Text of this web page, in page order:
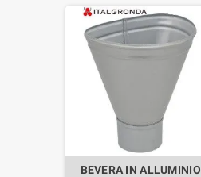
BEVERA IN ALLUMINIO